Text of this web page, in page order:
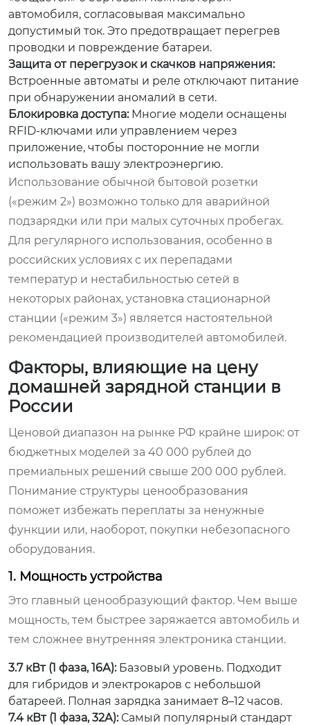
автомобиля, согласовывая максимально
допустимый ток. Это предотвращает перегрев
проводки и повреждение батареи.
Защита от перегрузок и скачков напряжения:
Встроенные автоматы и реле отключают питание
при обнаружении аномалий в сети.
Блокировка доступа:Многие модели оснащены
RFID-ключами или управлением через
приложение, чтобы посторонние не могли
использовать вашу электроэнергию.
Использование обычной бытовой розетки
(«режим 2») возможно только для аварийной
подзарядки или при малых суточных пробегах.
Для регулярного использования, особенно в
российских условиях с их перепадами
температур и нестабильностью сетей в
некоторых районах, установка стационарной
станции («режим 3») является настоятельной
рекомендацией производителей автомобилей.
Факторы, влияющие на цену
домашней зарядной станции в
России
Ценовой диапазон на рынке РФ крайне широк: от
бюджетных моделей за 40 000 рублей до
премиальных решений свыше 200 000 рублей.
Понимание структуры ценообразования
поможет избежать переплаты за ненужные
функции или, наоборот, покупки небезопасного
оборудования.
1. Мощность устройства
Это главный ценообразующий фактор. Чем выше
мощность, тем быстрее заряжается автомобиль и
тем сложнее внутренняя электроника станции.
3.7 кВт (1 фаза, 16А):Базовый уровень. Подходит
для гибридов и электрокаров с небольшой
батареей. Полная зарядка занимает 8–12 часов.
7.4 кВт (1 фаза, 32А):Самый популярный стандарт